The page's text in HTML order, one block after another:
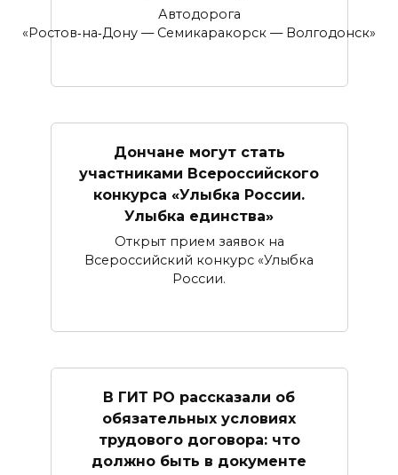
Автодорога
«Ростов‑на‑Дону — Семикаракорск — Волгодонск»
Дончане могут стать
участниками Всероссийского
конкурса «Улыбка России.
Улыбка единства»
Открыт прием заявок на
Всероссийский конкурс «Улыбка
России.
В ГИТ РО рассказали об
обязательных условиях
трудового договора: что
должно быть в документе